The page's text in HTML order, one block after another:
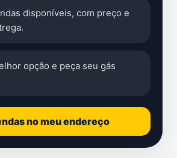
disponíveis, com preço e
opção e peça seu gás
no meu endereço